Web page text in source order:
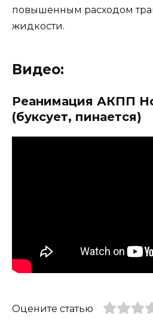
повышенным расходом
жидкости.
Видео:
Реанимация АКПП
(буксует, пинается)
Оцените статью